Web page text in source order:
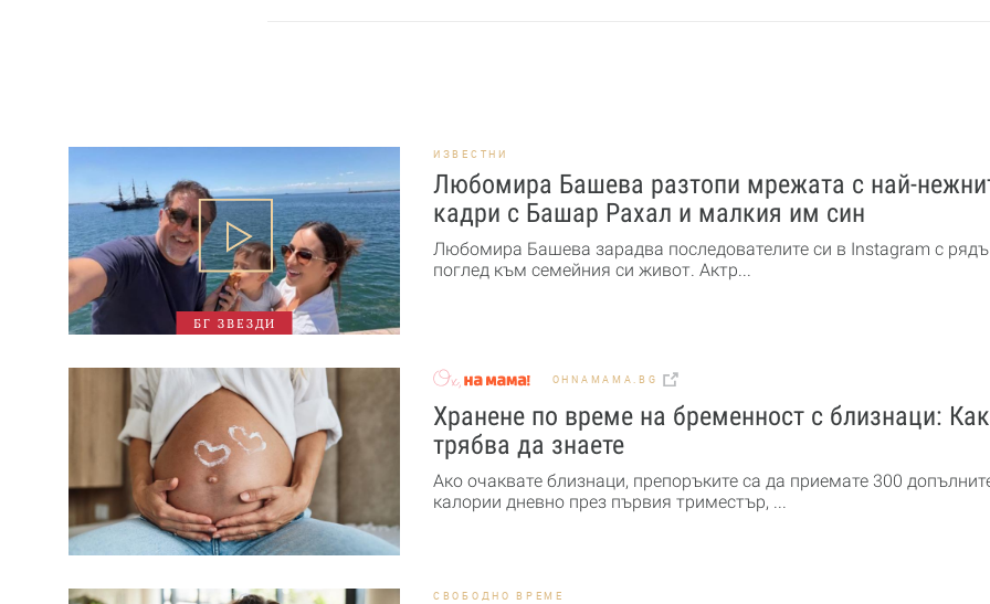
БГ ЗВЕЗДИ
ИЗВЕСТНИ
Любомира Башева разтопи мрежата с най-
кадри с Башар Рахал и малкия им син
Любомира Башева зарадва последователите си в Instagram с
поглед към семейния си живот. Актр...
OHNAMAMA.BG
Хранене по време на бременност с близнаци:
трябва да знаете
Ако очаквате близнаци, препоръките са да приемате 300
калории дневно през първия триместър, ...
СВОБОДНО ВРЕМЕ